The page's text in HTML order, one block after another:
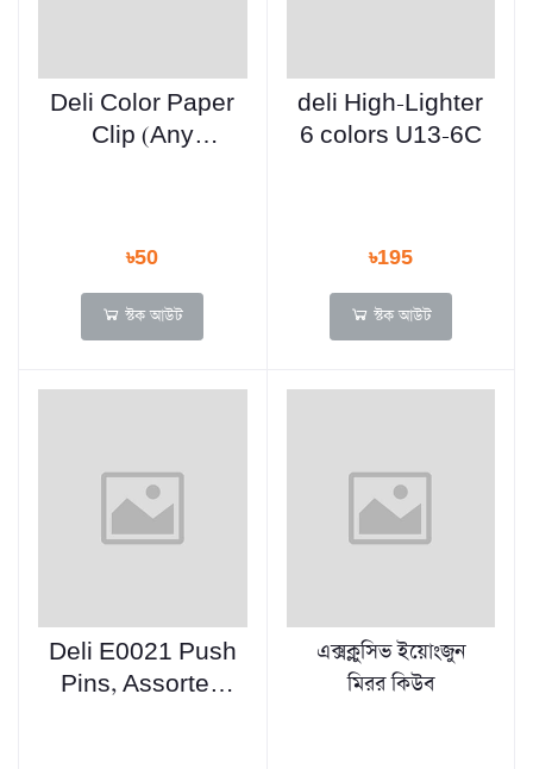
Deli Color Paper
Clip (Any
৳50
স্টক আউট
deli High-Lighter
6 colors U13-6C
৳195
স্টক আউট
Deli E0021 Push
Pins, Assorted
এক্সক্লুসিভ ইয়োংজুন
মিরর কিউব